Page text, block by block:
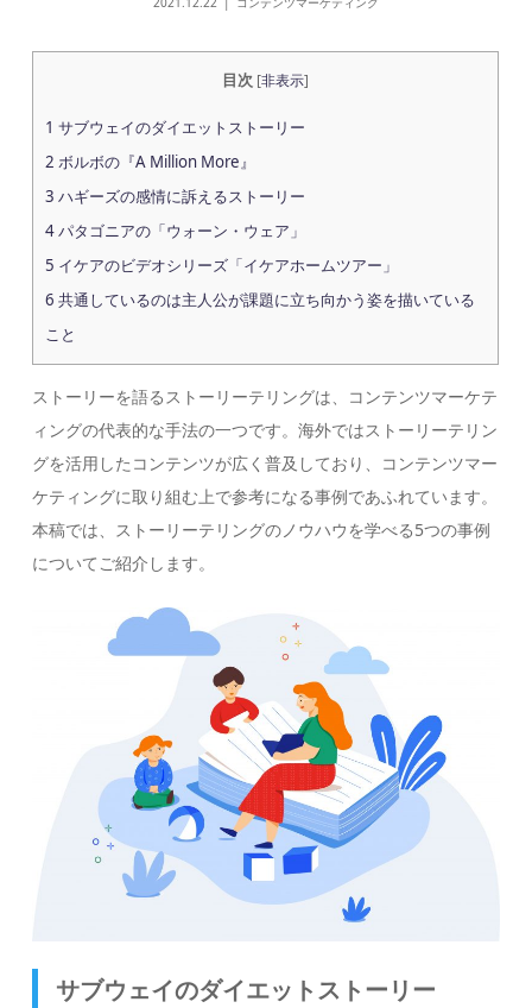
目次 [非表示]
1 サブウェイのダイエットストーリー
2 ボルボの『A Million More』
3 ハギーズの感情に訴えるストーリー
4パタゴニアの「ウォーン・ウェア」
5 イケアのビデオシリーズ「イケアホームツアー」
6 共通しているのは主人公が課題に立ち向かう姿を描いている
こと
ストーリーを語るストーリーテリングは、コンテンツマーケテ
ィングの代表的な手法の一つです。海外ではストーリーテリン
グを活用したコンテンツが広く普及しており、コンテンツマー
ケティングに取り組む上で参考になる事例であふれています。
本稿では、ストーリーテリングのノウハウを学べる5つの事例
についてご紹介します。
サブウェイのダイエットストーリー